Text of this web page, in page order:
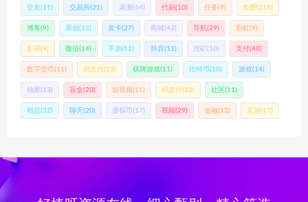
交友(11) 交易所(21) 亲测 (64) 代刷 (10) 任务(9) 免费(118)
博客(9) 原创 (13) 发卡(27) 商城(42) 导航(29) 彩虹(9)
影视(9) 微信(14) 手游(51) 抖音(11) 挖矿(10) 支付(48)
数字货币(11) 易支付(13) 棋牌游戏(11) 比特币(10) 游戏(14)
独家(13) 盲盒(20) 短视频(11) 码支付(10) 社区(11)
精品(32) 聊天(20) 虚拟币(17) 视频(29) 金融(13) 页游(17)